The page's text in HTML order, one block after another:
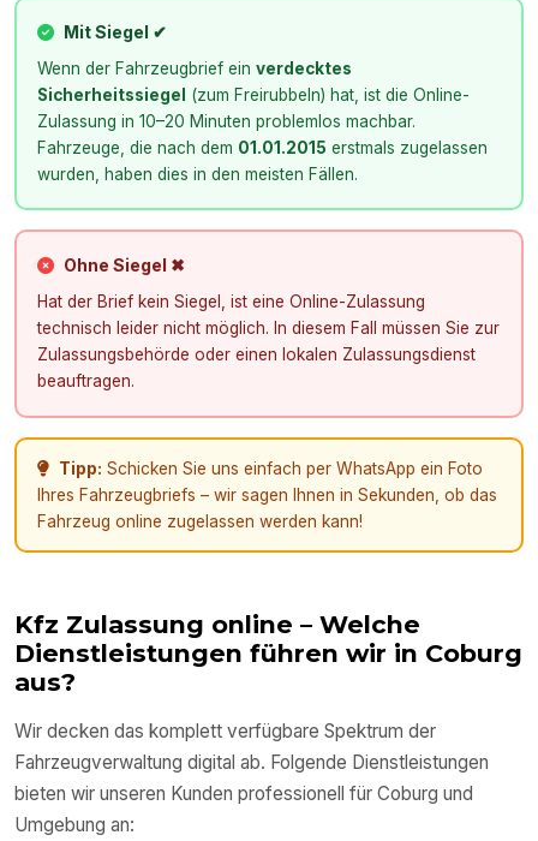
Mit Siegel ✔
Wenn der Fahrzeugbrief einverdecktes
Sicherheitssiegel
(zum Freirubbeln) hat, ist die Online-
Zulassung in 10–20 Minuten problemlos machbar.
Fahrzeuge, die nach dem 01.01.2015 erstmals zugelassen
wurden, haben dies in den meisten Fällen.
Ohne Siegel ✖
Hat der Brief kein Siegel, ist eine Online-Zulassung
technisch leider nicht möglich. In diesem Fall müssen Sie zur
Zulassungsbehörde oder einen lokalen Zulassungsdienst
beauftragen.
Tipp: Schicken Sie uns einfach per WhatsApp ein Foto
Ihres Fahrzeugbriefs – wir sagen Ihnen in Sekunden, ob das
Fahrzeug online zugelassen werden kann!
Kfz Zulassung online – Welche
Dienstleistungen führen wir in Coburg
aus?
Wir decken das komplett verfügbare Spektrum der
Fahrzeugverwaltung digital ab. Folgende Dienstleistungen
bieten wir unseren Kunden professionell für Coburg und
Umgebung an: